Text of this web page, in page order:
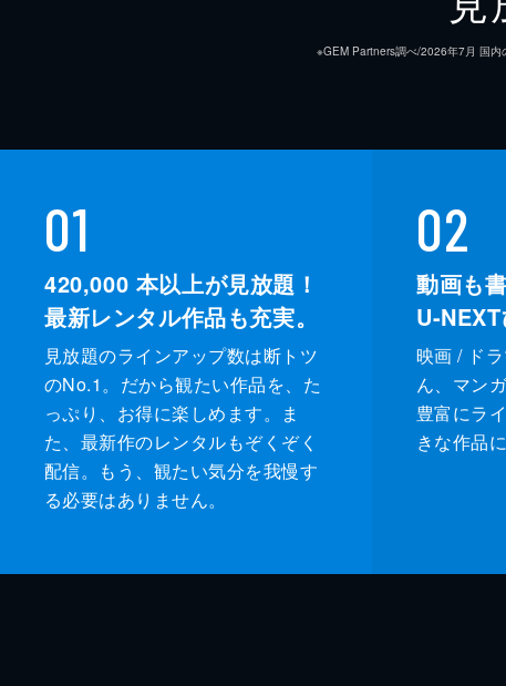
※GEM Partners調べ/2026年7⽉ 国内
01
420,000 本以上が見放題！
最新レンタル作品も充実。
見放題のラインアップ数は断トツ
のNo.1。だから観たい作品を、た
っぷり、お得に楽しめます。ま
た、最新作のレンタルもぞくぞく
配信。もう、観たい気分を我慢す
る必要はありません。
02
動画も
U-NEXT
映画 / ド
ん、マン
豊富にラ
きな作品